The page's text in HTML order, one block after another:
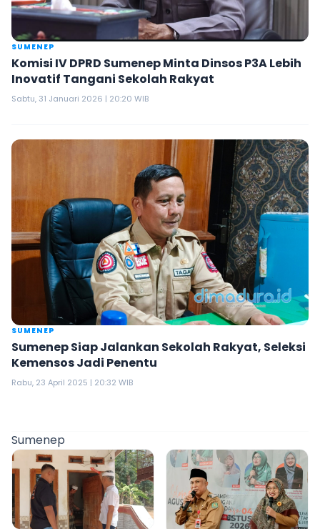
SUMENEP
Komisi IV DPRD Sumenep Minta Dinsos P3A Lebih
Inovatif Tangani Sekolah Rakyat
Sabtu, 31 Januari 2026 | 20:20 WIB
SUMENEP
Sumenep Siap Jalankan Sekolah Rakyat, Seleksi
Kemensos Jadi Penentu
Rabu, 23 April 2025 | 20:32 WIB
Sumenep